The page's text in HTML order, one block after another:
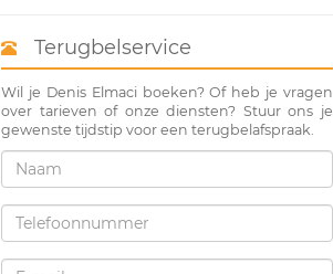
Terugbelservice
Wil je Denis Elmaci boeken? Of heb je vragen
over tarieven of onze diensten? Stuur ons je
gewenste tijdstip voor een terugbelafspraak.